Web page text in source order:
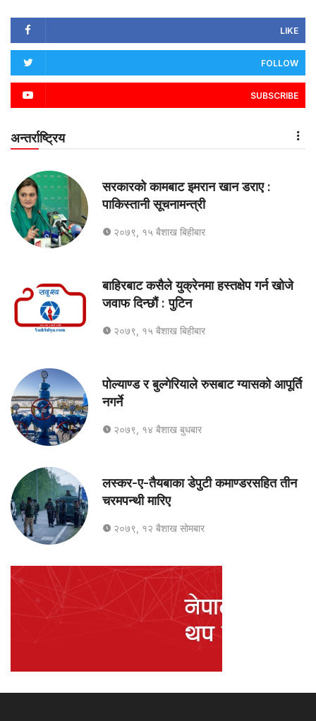
LIKE
FOLLOW
SUBSCRIBE
अन्तर्राष्ट्रिय
सरकारको कामबाट इमरान खान डराए :
पाकिस्तानी सूचनामन्त्री
२०७९, १५ बैशाख बिहीबार
बाहिरबाट कसैले युक्रेनमा हस्तक्षेप गर्न खोजे
जवाफ दिन्छौं : पुटिन
२०७९, १५ बैशाख बिहीबार
पोल्याण्ड र बुल्गेरियाले रुसबाट ग्यासको आपूर्ति
नगर्ने
२०७९, १४ बैशाख बुधबार
लस्कर-ए-तैयबाका डेपुटी कमाण्डरसहित तीन
चरमपन्थी मारिए
२०७९, १२ बैशाख सोमबार